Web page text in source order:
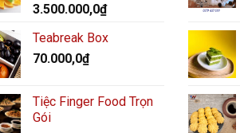
3.500.000,0₫
Teabreak Box
70.000,0₫
Tiệc Finger Food Trọn
Gói